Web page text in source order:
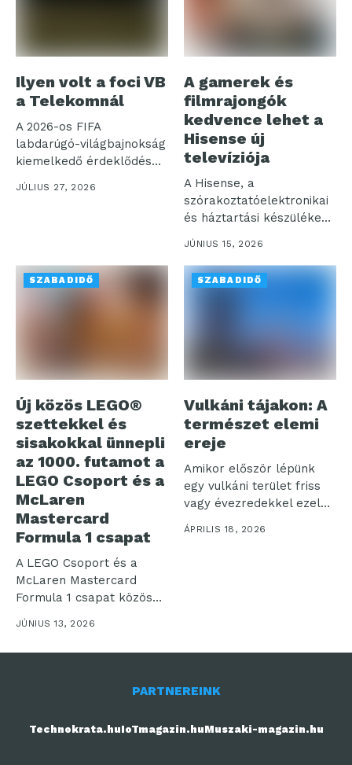
Ilyen volt a foci VB
a Telekomnál
A 2026-os FIFA
labdarúgó-világbajnokság
kiemelkedő érdeklődés
mellett zajlott a Telekom
JÚLIUS 27, 2026
A gamerek és
filmrajongók
kedvence lehet a
Hisense új
televíziója
A Hisense, a
szórakoztatóelektronikai
és háztartási készülékek
piacának egyik vezető
globális szereplője...
JÚNIUS 15, 2026
SZABADIDŐ
Új közös LEGO®
szettekkel és
sisakokkal ünnepli
az 1000. futamot a
LEGO Csoport és a
McLaren
Mastercard
Formula 1 csapat
A LEGO Csoport és a
McLaren Mastercard
Formula 1 csapat közösen
ünnepli...
JÚNIUS 13, 2026
SZABADIDŐ
Vulkáni tájakon: A
természet elemi
ereje
Amikor először lépünk
egy vulkáni terület friss
vagy évezredekkel ezelőtt
megszilárdult talajára,...
ÁPRILIS 18, 2026
PARTNEREINK
Technokrata.huIoTmagazin.huMuszaki-magazin.hu